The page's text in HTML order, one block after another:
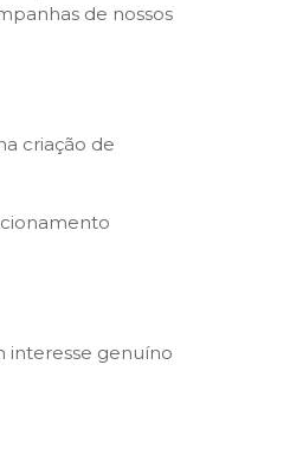
de nossos
criação de
interesse genuíno